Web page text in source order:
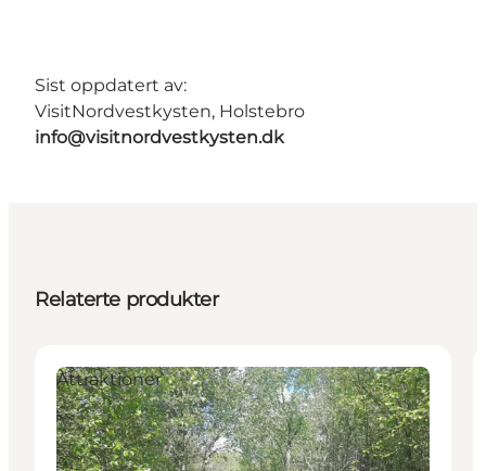
Sist oppdatert av:
VisitNordvestkysten, Holstebro
info@visitnordvestkysten.dk
Relaterte produkter
Attraktioner